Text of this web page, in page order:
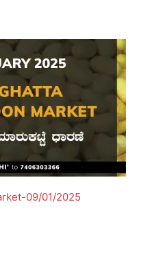
09/01/2025